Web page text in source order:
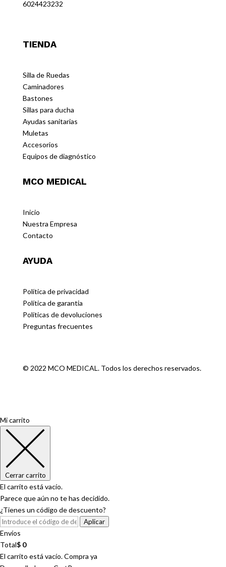
6024423232
TIENDA
Silla de Ruedas
Caminadores
Bastones
Sillas para ducha
Ayudas sanitarias
Muletas
Accesorios
Equipos de diagnóstico
MCO MEDICAL
Inicio
Nuestra Empresa
Contacto
AYUDA
Política de privacidad
Política de garantia
Políticas de devoluciones
Preguntas frecuentes
© 2022 MCO MEDICAL. Todos los derechos reservados.
Mi carrito
Cerrar carrito
El carrito está vacío.
Parece que aún no te has decidido.
¿Tienes un código de descuento?
Aplicar
Envíos
Total$ 0
El carrito está vacío. Compra ya